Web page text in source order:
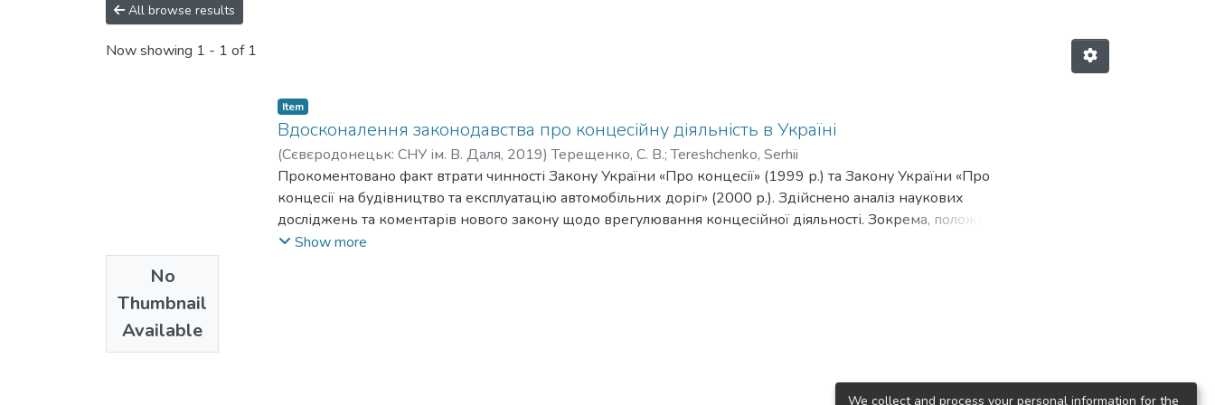
All browse results
Now showing 1 - 1 of 1
No
Thumbnail
Available
Item
Вдосконалення законодавства про концесійну діяльність в Україні
(Сєвєродонецьк: СНУ ім. В. Даля, 2019)Терещенко, С. В.;Tereshchenko, Serhii
Прокоментовано факт втрати чинності Закону України «Про концесії» (1999 р.) та Закону України «Про
концесії на будівництво та експлуатацію автомобільних доріг» (2000 р.). Здійснено аналіз наукових
досліджень та коментарів нового закону щодо врегулювання концесійної діяльності. Зокрема, положень
про діяльність концесіонера та про концесійні договори. Обґрунтовано авторську позицію щодо
Show more
We collect and process your personal information for the